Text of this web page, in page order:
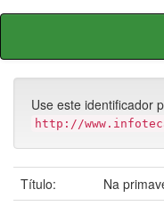
Skip
Use este identificador
http://
Título:
Na